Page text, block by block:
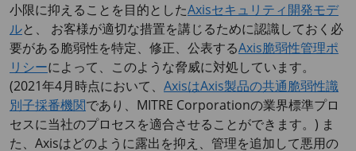
小限に抑えることを目的としたAxisセキュリティ開発モデ
ルと、 お客様が適切な措置を講じるために認識しておく必
要がある脆弱性を特定、修正、公表するAxis脆弱性管理ポ
リシーによって、このような脅威に対処しています。
(2021年4月時点において、 AxisはAxis製品の共通脆弱性識
別子採番機関であり、MITRE Corporationの業界標準プロ
セスに当社のプロセスを適合させることができます。) ま
た、Axisはどのように露出を抑え、管理を追加して悪用の